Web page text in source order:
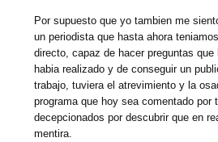
Por supuesto que yo tambien me
un periodista que hasta ahora
directo, capaz de hacer preguntas que
habia realizado y de conseguir un
trabajo, tuviera el atrevimiento y la
programa que hoy sea comentado por
decepcionados por descubrir que en
mentira.